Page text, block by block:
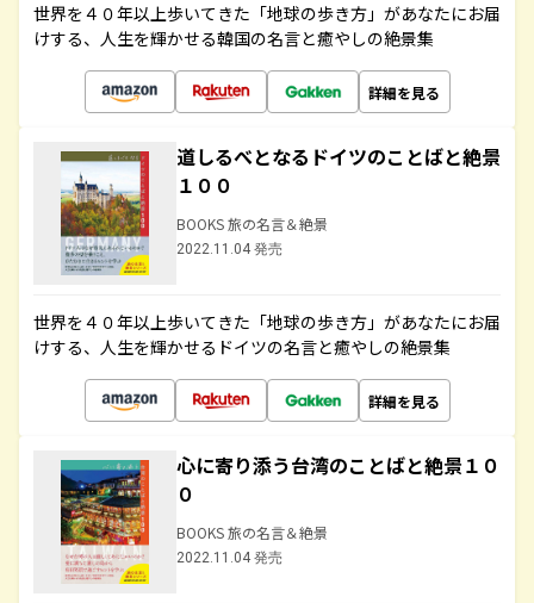
世界を４０年以上歩いてきた「地球の歩き方」があなたにお届
けする、人生を輝かせる韓国の名言と癒やしの絶景集
詳細を見る
道しるべとなるドイツのことばと絶景
１００
BOOKS 旅の名言＆絶景
2022.11.04 発売
世界を４０年以上歩いてきた「地球の歩き方」があなたにお届
けする、人生を輝かせるドイツの名言と癒やしの絶景集
詳細を見る
心に寄り添う台湾のことばと絶景１０
０
BOOKS 旅の名言＆絶景
2022.11.04 発売